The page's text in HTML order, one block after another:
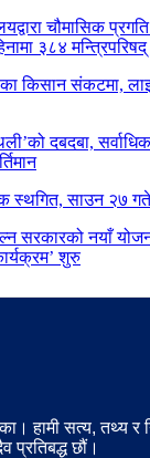
चौमासिक
३८४ मन्त्रिपरिषद्
किसान संकटमा,
दबदबा,
स्थगित, साउन २७
सरकारको नयाँ
शुरु
हामी सत्य, तथ्य र
प्रतिबद्ध छौं।